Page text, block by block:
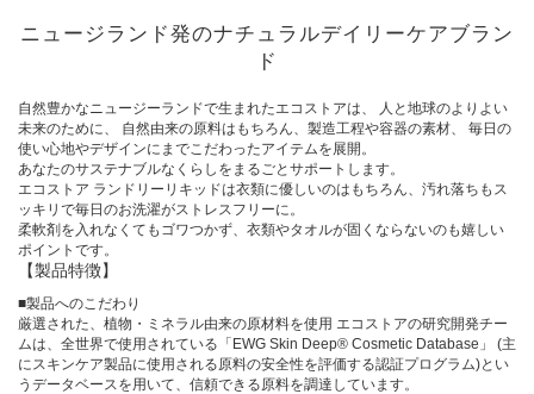
ニュージランド発のナチュラルデイリーケアブラン
ド
自然豊かなニュージーランドで生まれたエコストアは、 人と地球のよりよい
未来のために、 自然由来の原料はもちろん、製造工程や容器の素材、 毎日の
使い心地やデザインにまでこだわったアイテムを展開。
あなたのサステナブルなくらしをまるごとサポートします。
エコストア ランドリーリキッドは衣類に優しいのはもちろん、汚れ落ちもス
ッキリで毎日のお洗濯がストレスフリーに。
柔軟剤を入れなくてもゴワつかず、衣類やタオルが固くならないのも嬉しい
ポイントです。
【製品特徴】
■製品へのこだわり
厳選された、植物・ミネラル由来の原材料を使用 エコストアの研究開発チー
ムは、全世界で使用されている「EWG Skin Deep® Cosmetic Database」 (主
にスキンケア製品に使用される原料の安全性を評価する認証プログラム)とい
うデータベースを用いて、信頼できる原料を調達しています。